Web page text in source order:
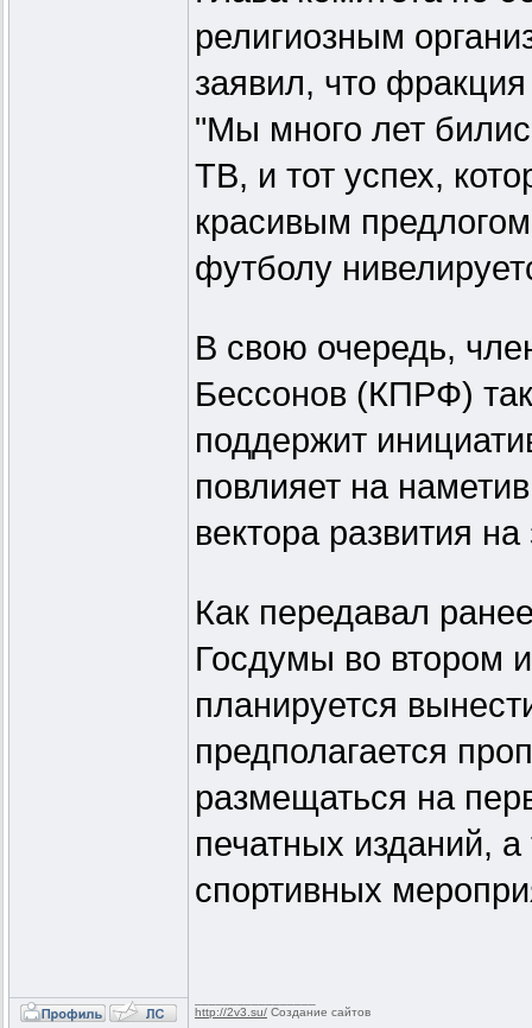
религиозным
заявил, что
"Мы много лет
ТВ, и тот успех,
красивым
футболу
В свою очередь,
Бессонов (КПРФ)
поддержит
повлияет на
вектора развития
Как передавал
Госдумы во втором
планируется
предполагается
размещаться на
печатных изданий,
спортивных
http://2v3.su/ Создание сайтов